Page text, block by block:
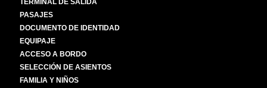
TERMINAL DE SALIDA
PASAJES
DOCUMENTO DE IDENTIDAD
EQUIPAJE
ACCESO A BORDO
SELECCIÓN DE ASIENTOS
FAMILIA Y NIÑOS